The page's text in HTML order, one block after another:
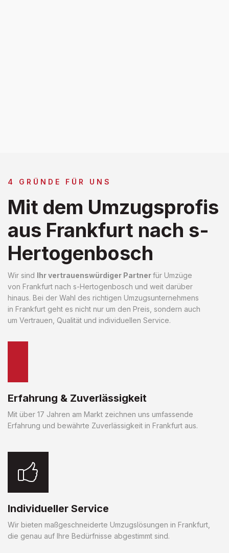
4 GRÜNDE FÜR UNS
Mit dem Umzugsprofis
aus Frankfurt nach s-
Hertogenbosch
Wir sind Ihr vertrauenswürdiger Partnerfür Umzüge
von Frankfurt nach s-Hertogenbosch und weit darüber
hinaus. Bei der Wahl des richtigen Umzugsunternehmens
in Frankfurt geht es nicht nur um den Preis, sondern auch
um Vertrauen, Qualität und individuellen Service.
Erfahrung & Zuverlässigkeit
Mit über 17 Jahren am Markt zeichnen uns umfassende
Erfahrung und bewährte Zuverlässigkeit in Frankfurt aus.
Individueller Service
Wir bieten maßgeschneiderte Umzugslösungen in Frankfurt,
die genau auf Ihre Bedürfnisse abgestimmt sind.